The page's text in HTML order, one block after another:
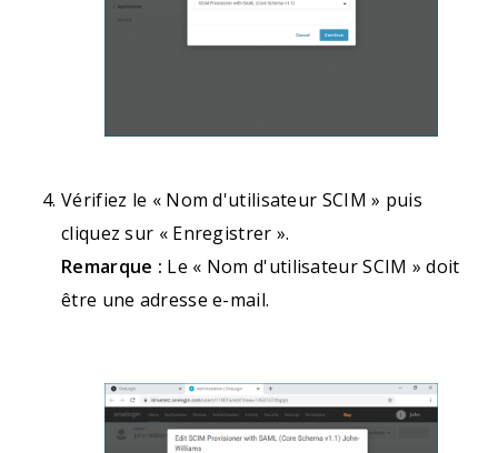
Vérifiez le « Nom d'utilisateur SCIM » puis
cliquez sur « Enregistrer ».
Remarque : Le « Nom d'utilisateur SCIM » doit
être une adresse e-mail.